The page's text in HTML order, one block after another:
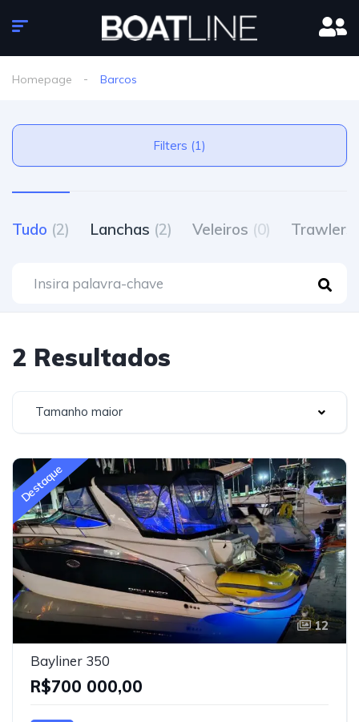
Homepage Barcos
Filters (1)
Tudo (2) Lanchas (2) Veleiros (0) Trawlers
2 Resultados
Tamanho maior
Destaque
12
Bayliner 350
R$700 000,00